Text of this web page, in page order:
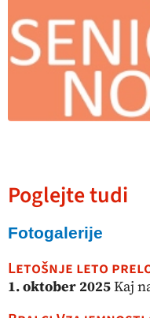
Poglejte tudi
Fotogalerije
Letošnje leto
1. oktober 2025Kaj